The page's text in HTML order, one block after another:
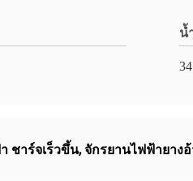
น้
ชาร์จเร็วขึ้น,จักรยานไฟฟ้ายาง